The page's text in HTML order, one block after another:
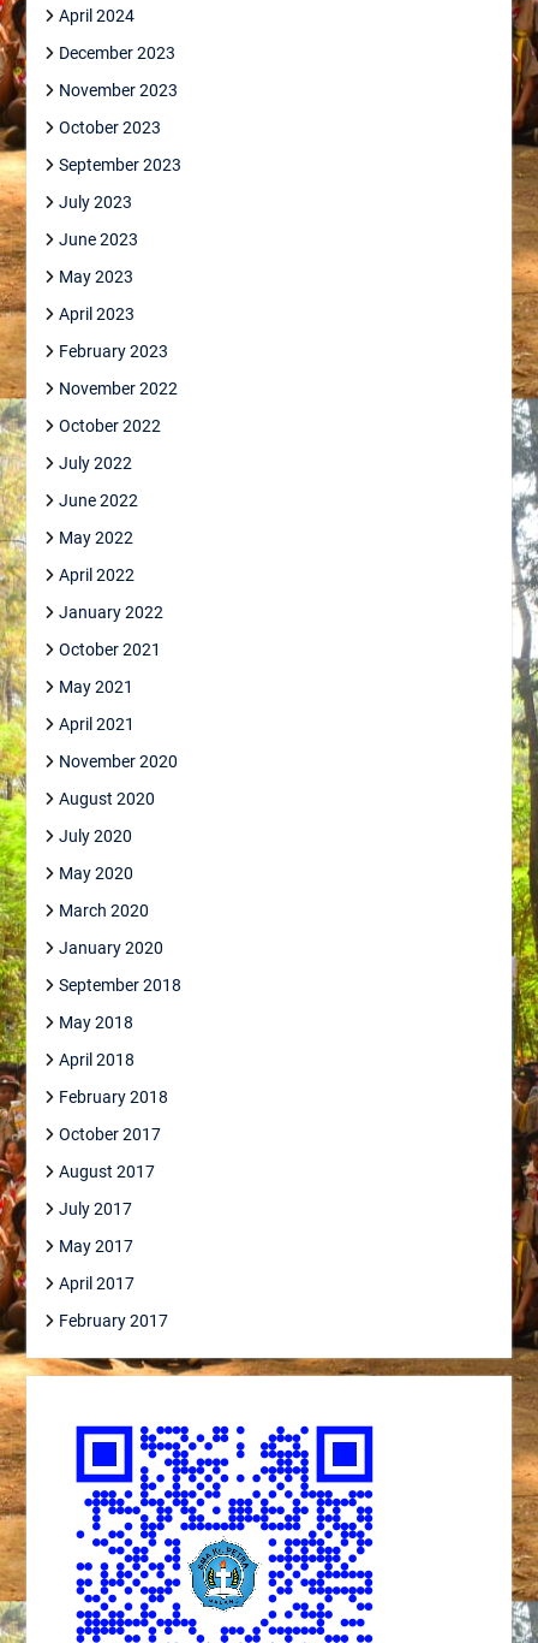
April 2024
December 2023
November 2023
October 2023
September 2023
July 2023
June 2023
May 2023
April 2023
February 2023
November 2022
October 2022
July 2022
June 2022
May 2022
April 2022
January 2022
October 2021
May 2021
April 2021
November 2020
August 2020
July 2020
May 2020
March 2020
January 2020
September 2018
May 2018
April 2018
February 2018
October 2017
August 2017
July 2017
May 2017
April 2017
February 2017